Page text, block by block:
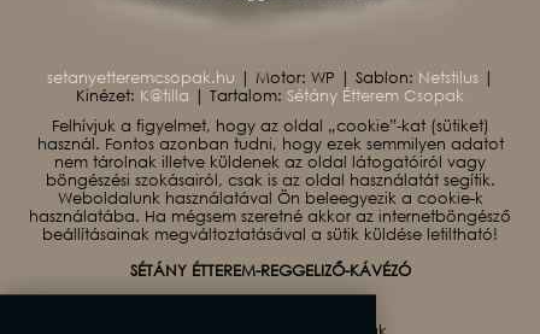
setanyetteremcsopak.hu | Motor: WP | Sablon: Netstilus |
Kinézet: K@tilla | Tartalom: Sétány Étterem Csopak
Felhívjuk a figyelmet, hogy az oldal „cookie”-kat (sütiket)
használ. Fontos azonban tudni, hogy ezek semmilyen adatot
nem tárolnak illetve küldenek az oldal látogatóiról vagy
böngészési szokásairól, csak is az oldal használatát segítik.
Weboldalunk használatával Ön beleegyezik a cookie-k
használatába. Ha mégsem szeretné akkor az internetböngésző
beállításainak megváltoztatásával a sütik küldése letiltható!
SÉTÁNY ÉTTEREM-REGGELIZŐ-KÁVÉZÓ
Adatkezelési tájékoztató